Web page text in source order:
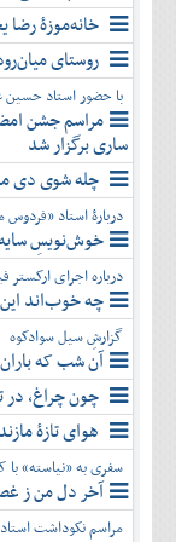
خانه‌موزۀ رضا
روستای
با حضور استاد حسین
مراسم جشن
ساری برگزار شد
چله شوی دی
دربارۀ استاد
خوش‌نویسِ
درباره اجرای ارکستر
چه خوب‌اند این
گزارشِ سیل سوادکوه
آن شب که
چون چراغ، در
هوای تازۀ
سفری به «نیاسته» با
آخر دل من ز
مراسم نکوداشت